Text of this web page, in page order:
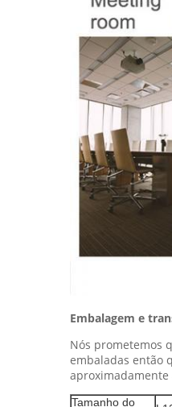
Embalagem e
Nós prometemos
embaladas então
Tamanho do